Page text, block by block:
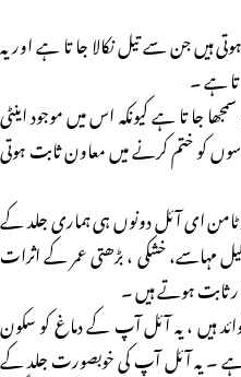
ہیں جن سے تیل نکالا جا تا ہے اور یہ
ہے ۔
جا تا ہے کیونکہ اس میں موجود اینٹی
کو ختم کرنے میں معاون ثابت ہوتی
ای آئل دونوں ہی ہماری جلد کے
مہاسے، خشکی ، بڑھتی عمر کے اثرات
ثابت ہوتے ہیں ۔
ہیں ، یہ آئل آپ کے دماغ کو سکون
ہے ۔ یہ آئل آپ کی خوبصورت جلد کے